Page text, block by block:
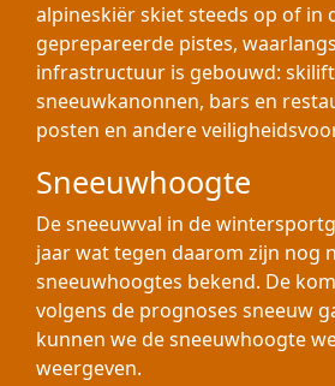
alpineskiër skiet steeds op of in
geprepareerde pistes,
infrastructuur is gebouwd:
sneeuwkanonnen, bars en
posten en andere
Sneeuwhoogte
De sneeuwval in de
jaar wat tegen daarom zijn nog
sneeuwhoogtes bekend. De
volgens de prognoses sneeuw
kunnen we de sneeuwhoogte
weergeven.